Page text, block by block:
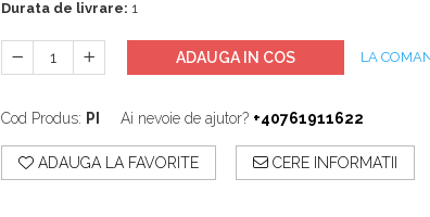
Durata de livrare: 1
ADAUGA IN COS LA
Cod Produs: PI Ai nevoie de ajutor? +40761911622
ADAUGA LA FAVORITE CERE INFORMATII